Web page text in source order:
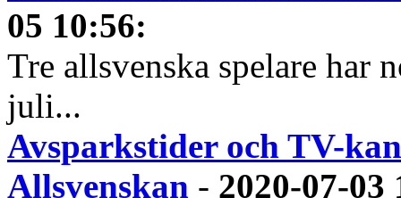
05 10:56:
Tre allsvenska spelare har
juli...
Avsparkstider och TV-
Allsvenskan - 2020-07-03